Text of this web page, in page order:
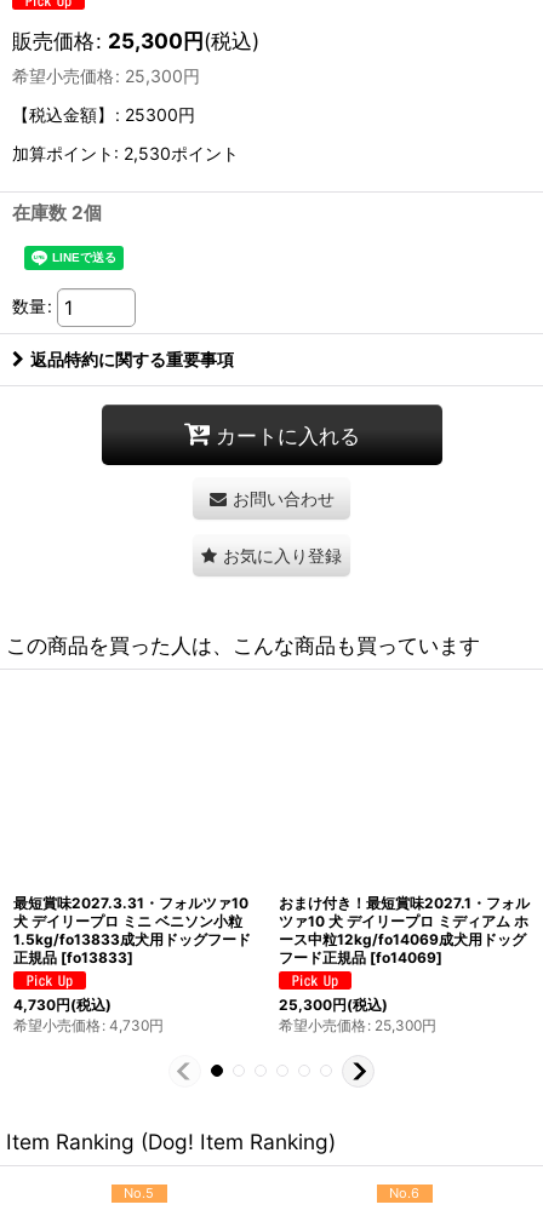
販売価格: 25,300円(税込)
希望小売価格: 25,300円
【税込金額】
: 25300円
加算ポイント: 2,530ポイント
在庫数 2個
数量:
返品特約に関する重要事項
カートに入れる
お問い合わせ
お気に入り登録
この商品を買った人は、こんな商品も買っています
最短賞味2027.3・フォルツァ10 犬 デ
イリープロ ミニ フィッシュ小粒
600g/fo72094成犬用ドッグフード
正規品 [fo72094]
1,980円(税込)
希望小売価格: 1,980円
最短賞味2027.3.31・フォルツァ10
犬 デイリープロ ミニ ベニソン小粒
3.6kg/fo72209成犬用ドッグフード
正規品 [fo72209]
9,350円(税込)
希望小売価格: 9,350円
Item Ranking (Dog! Item Ranking)
No.5 No.6